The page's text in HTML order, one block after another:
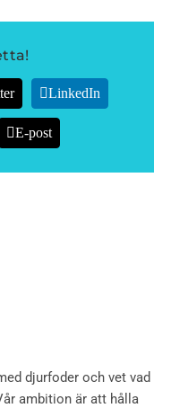
LinkedIn
E-post
djurfoder och vet vad
ambition är att hålla